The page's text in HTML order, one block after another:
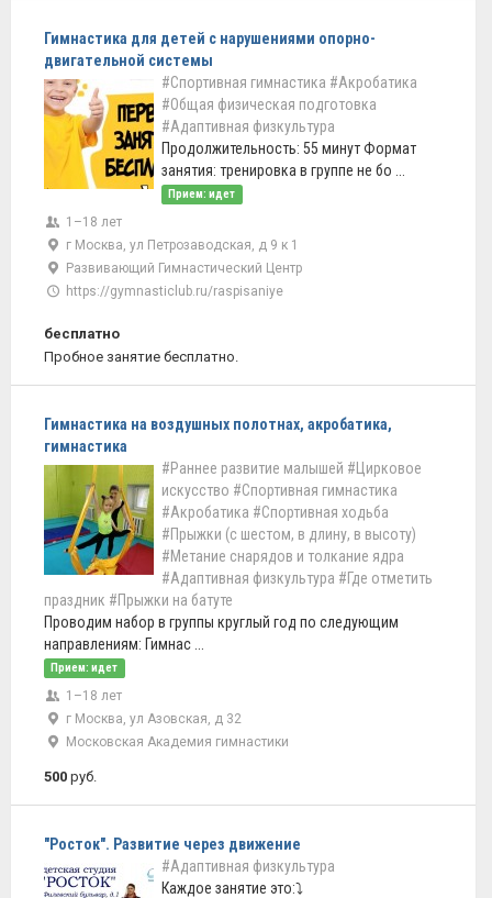
Гимнастика для детей с нарушениями опорно-
двигательной системы
#Спортивная гимнастика #Акробатика
#Общая физическая подготовка
#Адаптивная физкультура
Продолжительность: 55 минут Формат
занятия: тренировка в группе не бо ...
Прием: идет
1–18 лет
г Москва, ул Петрозаводская, д 9 к 1
Развивающий Гимнастический Центр
https://gymnasticlub.ru/raspisaniye
бесплатно
Пробное занятие бесплатно.
Гимнастика на воздушных полотнах, акробатика,
гимнастика
#Раннее развитие малышей #Цирковое
искусство #Спортивная гимнастика
#Акробатика #Спортивная ходьба
#Прыжки (с шестом, в длину, в высоту)
#Метание снарядов и толкание ядра
#Адаптивная физкультура #Где отметить
праздник #Прыжки на батуте
Проводим набор в группы круглый год по следующим
направлениям: Гимнас ...
Прием: идет
1–18 лет
г Москва, ул Азовская, д 32
Московская Академия гимнастики
500 руб.
"Росток". Развитие через движение
#Адаптивная физкультура
Каждое занятие это:⤵